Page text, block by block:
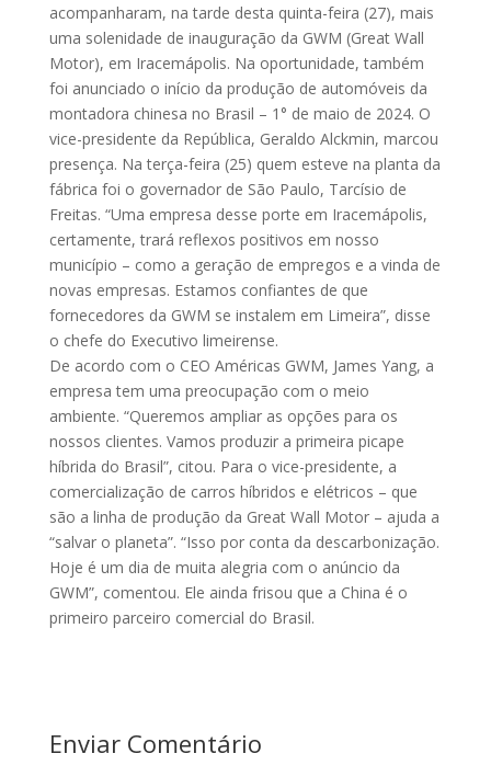
acompanharam, na tarde desta quinta-feira (27), mais
uma solenidade de inauguração da GWM (Great Wall
Motor), em Iracemápolis. Na oportunidade, também
foi anunciado o início da produção de automóveis da
montadora chinesa no Brasil – 1° de maio de 2024. O
vice-presidente da República, Geraldo Alckmin, marcou
presença. Na terça-feira (25) quem esteve na planta da
fábrica foi o governador de São Paulo, Tarcísio de
Freitas. “Uma empresa desse porte em Iracemápolis,
certamente, trará reflexos positivos em nosso
município – como a geração de empregos e a vinda de
novas empresas. Estamos confiantes de que
fornecedores da GWM se instalem em Limeira”, disse
o chefe do Executivo limeirense.
De acordo com o CEO Américas GWM, James Yang, a
empresa tem uma preocupação com o meio
ambiente. “Queremos ampliar as opções para os
nossos clientes. Vamos produzir a primeira picape
híbrida do Brasil”, citou. Para o vice-presidente, a
comercialização de carros híbridos e elétricos – que
são a linha de produção da Great Wall Motor – ajuda a
“salvar o planeta”. “Isso por conta da descarbonização.
Hoje é um dia de muita alegria com o anúncio da
GWM”, comentou. Ele ainda frisou que a China é o
primeiro parceiro comercial do Brasil.
Enviar Comentário